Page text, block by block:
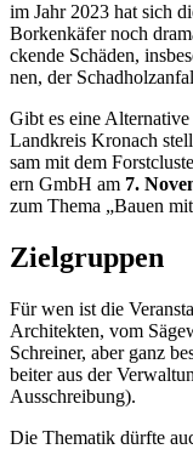
im Jahr 2023 hat sich
Bor­ken­kä­fer noch
cken­de Schä­den,
nen, der
Gibt es eine
Land­kreis Kro­nach
sam mit dem
ern GmbH am 7.
zum The­ma „Bau­en
Ziel­grup­pen
Für wen ist die
Archi­tek­ten, vom
Schrei­ner, aber ganz
bei­ter aus der
Ausschreibung).
Die The­ma­tik dürf­te